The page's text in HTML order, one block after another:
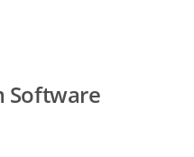
Software